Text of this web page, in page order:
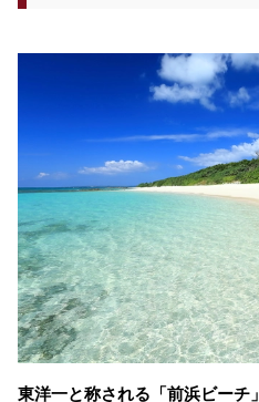
東洋一と称される「前浜ビーチ」